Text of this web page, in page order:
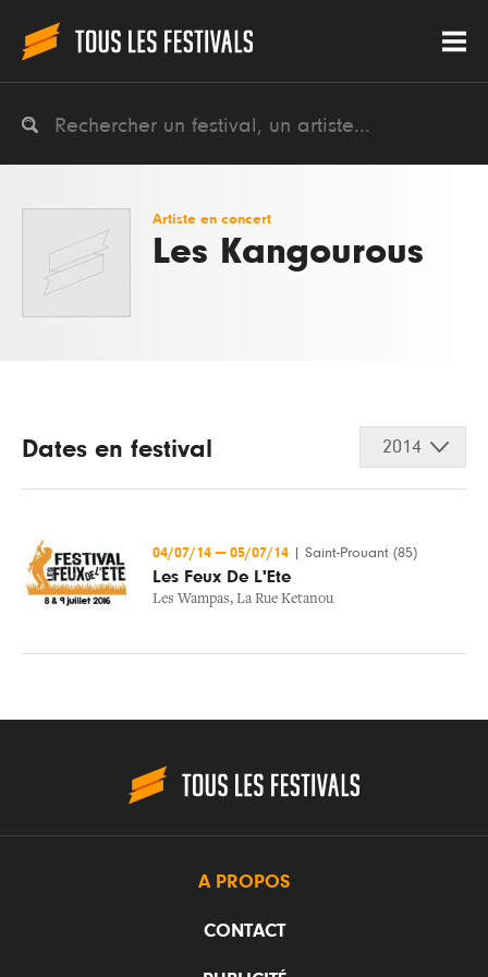
Artiste en concert
Les Kangourous
Dates en festival 2014
04/07/14 — 05/07/14 Saint-Prouant (85)
Les Feux De L'Ete
Les Wampas, La Rue Ketanou
A PROPOS
CONTACT